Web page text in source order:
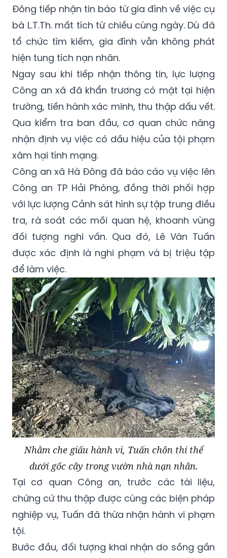
Đông tiếp nhận tin báo từ gia đình về việc cụ
bà L.T.Th. mất tích từ chiều cùng ngày. Dù đã
tổ chức tìm kiếm, gia đình vẫn không phát
hiện tung tích nạn nhân.
Ngay sau khi tiếp nhận thông tin, lực lượng
Công an xã đã khẩn trương có mặt tại hiện
trường, tiến hành xác minh, thu thập dấu vết.
Qua kiểm tra ban đầu, cơ quan chức năng
nhận định vụ việc có dấu hiệu của tội phạm
xâm hại tính mạng.
Công an xã Hà Đông đã báo cáo vụ việc lên
Công an TP Hải Phòng, đồng thời phối hợp
với lực lượng Cảnh sát hình sự tập trung điều
tra, rà soát các mối quan hệ, khoanh vùng
đối tượng nghi vấn. Qua đó, Lê Văn Tuấn
được xác định là nghi phạm và bị triệu tập
để làm việc.
Nhằm che giấu hành vi, Tuấn chôn thi thể
dưới gốc cây trong vườn nhà nạn nhân.
Tại cơ quan Công an, trước các tài liệu,
chứng cứ thu thập được cùng các biện pháp
nghiệp vụ, Tuấn đã thừa nhận hành vi phạm
tội.
Bước đầu, đối tượng khai nhận do sống gần